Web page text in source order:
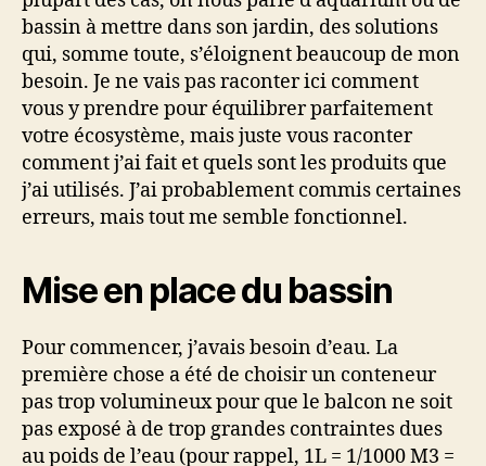
bassin à mettre dans son jardin, des solutions
qui, somme toute, s’éloignent beaucoup de mon
besoin. Je ne vais pas raconter ici comment
vous y prendre pour équilibrer parfaitement
votre écosystème, mais juste vous raconter
comment j’ai fait et quels sont les produits que
j’ai utilisés. J’ai probablement commis certaines
erreurs, mais tout me semble fonctionnel.
Mise en place du bassin
Pour commencer, j’avais besoin d’eau. La
première chose a été de choisir un conteneur
pas trop volumineux pour que le balcon ne soit
pas exposé à de trop grandes contraintes dues
au poids de l’eau (pour rappel, 1L = 1/1000 M3 =